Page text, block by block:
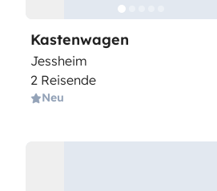
Kastenwagen
Jessheim
2 Reisende
Neu